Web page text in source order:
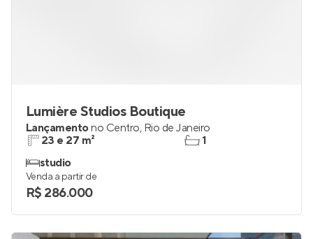
Lumière Studios Boutique
Lançamentono Centro, Rio de Janeiro
23 e 27 m²
studio
1
Venda a partir de
R$ 286.000